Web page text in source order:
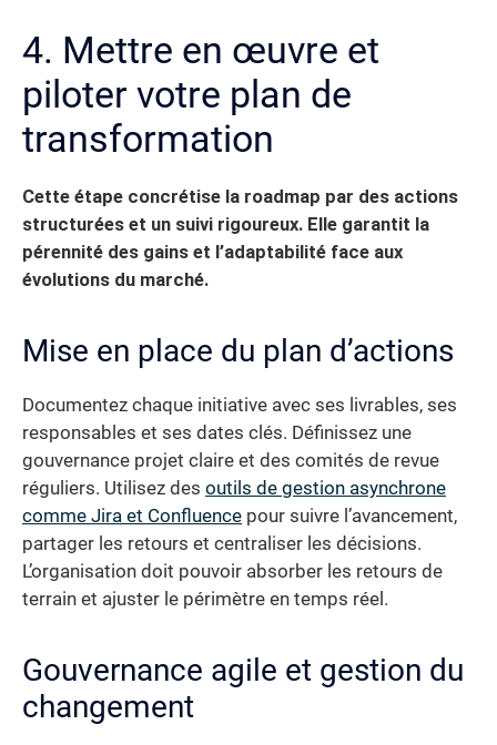
4. Mettre en œuvre et
piloter votre plan de
transformation
Cette étape concrétise la roadmap par des actions
structurées et un suivi rigoureux. Elle garantit la
pérennité des gains et l’adaptabilité face aux
évolutions du marché.
Mise en place du plan d’actions
Documentez chaque initiative avec ses livrables, ses
responsables et ses dates clés. Définissez une
gouvernance projet claire et des comités de revue
réguliers. Utilisez des outils de gestion asynchrone
comme Jira et Confluence pour suivre l’avancement,
partager les retours et centraliser les décisions.
L’organisation doit pouvoir absorber les retours de
terrain et ajuster le périmètre en temps réel.
Gouvernance agile et gestion du
changement